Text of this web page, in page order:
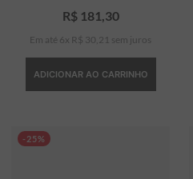
R$ 181,30
Em até 6 x R$ 30 21 sem juros
ADICIONAR AO CARRINHO
-25%